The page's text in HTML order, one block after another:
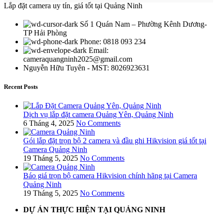
Lắp đặt camera uy tín, giá tốt tại Quảng Ninh
Số 1 Quán Nam – Phường Kênh Dương-
TP Hải Phòng
Phone: 0818 093 234
Email:
cameraquangninh2025@gmail.com
Nguyễn Hữu Tuyên - MST: 8026923631
Recent Posts
Dịch vụ lắp đặt camera Quảng Yên, Quảng Ninh
6 Tháng 4, 2025 No Comments
Gói lắp đặt trọn bộ 2 camera và đầu ghi Hikvision giá tốt tại
Camera Quảng Ninh
19 Tháng 5, 2025 No Comments
Báo giá trọn bộ camera Hikvision chính hãng tại Camera
Quảng Ninh
19 Tháng 5, 2025 No Comments
DỰ ÁN THỰC HIỆN TẠI QUẢNG NINH